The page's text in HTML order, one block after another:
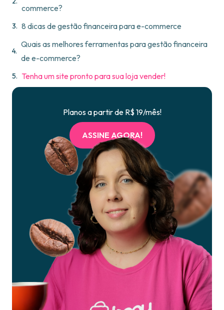
commerce?
8 dicas de gestão financeira para e-commerce
Quais as melhores ferramentas para gestão financeira
de e-commerce?
Tenha um site pronto para sua loja vender!
Planos a partir de R$ 19/mês!
ASSINE AGORA!